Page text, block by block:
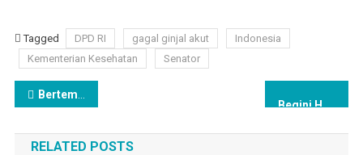
Tagged DPD RI gagal ginjal akut
Indonesia
Kementerian Kesehatan
Senator
Navigasi
pos
Bertemu Ketua Parlemen Singapura, Ketua DPD RI Cerita Soal PT 20 Persen di Indonesia
Begini Harapan Sultan B. Najamudin Wakil Ketua DPD RI, Terhadap Para Bakal Capres 2024
RELATED POSTS